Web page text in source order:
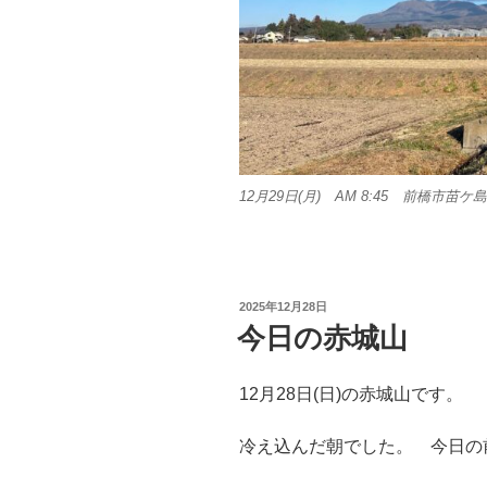
12月29日(月) AM 8:45 前橋市苗ケ
投
稿
日:
2025年12月28日
今日の赤城山
12月28日(日)の赤城山です。
冷え込んだ朝でした。 今日